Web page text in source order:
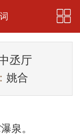
丞厅
姚合
泉。